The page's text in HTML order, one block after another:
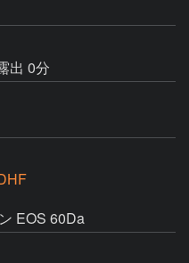
出 0分
EOS 60Da